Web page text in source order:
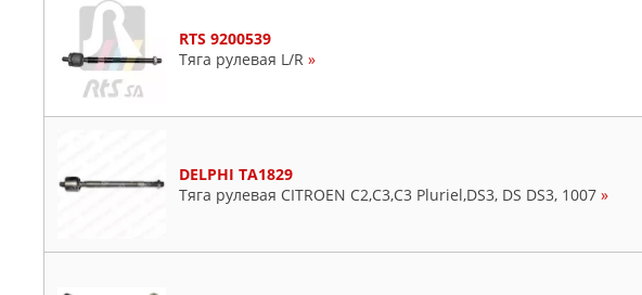
RTS 9200539
Тяга рулевая L/R »
DELPHI TA1829
Тяга рулевая CITROEN C2,C3,C3 Pluriel,DS3, DS DS3, 1007 »